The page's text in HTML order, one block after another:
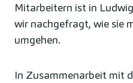
Mitarbeitern ist in
wir nachgefragt, wie sie
umgehen.
In Zusammenarbeit mit